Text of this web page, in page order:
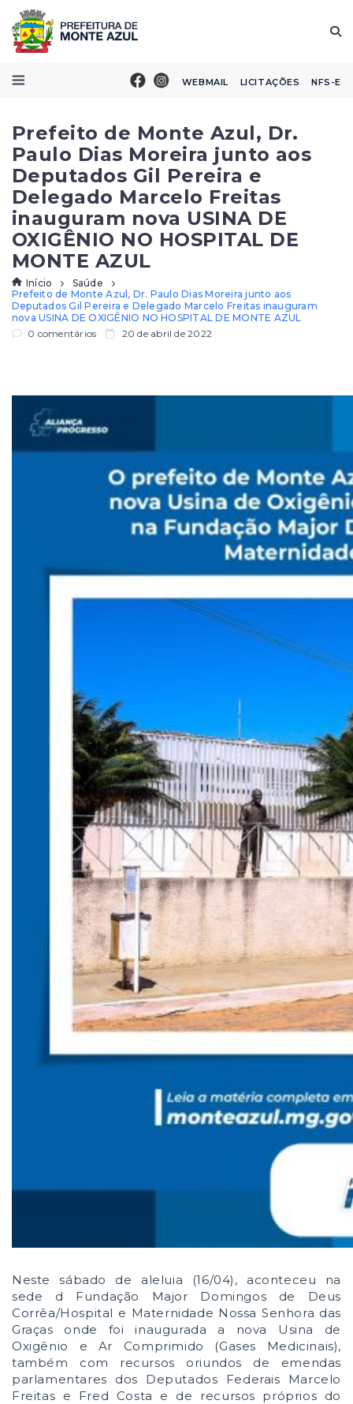
WEBMAIL LICITAÇÕES NFS-E
Prefeito de Monte Azul, Dr.
Paulo Dias Moreira junto aos
Deputados Gil Pereira e
Delegado Marcelo Freitas
inauguram nova USINA DE
OXIGÊNIO NO HOSPITAL DE
MONTE AZUL
Início
Saúde
Prefeito de Monte Azul, Dr. Paulo Dias Moreira junto aos
Deputados Gil Pereira e Delegado Marcelo Freitas inauguram
nova USINA DE OXIGÊNIO NO HOSPITAL DE MONTE AZUL
0 comentários
20 de abril de 2022
Neste sábado de aleluia (16/04), aconteceu na
sede d Fundação Major Domingos de Deus
Corrêa/Hospital e Maternidade Nossa Senhora das
Graças onde foi inaugurada a nova Usina de
Oxigênio e Ar Comprimido (Gases Medicinais),
também com recursos oriundos de emendas
parlamentares dos Deputados Federais Marcelo
Freitas e Fred Costa e de recursos próprios do